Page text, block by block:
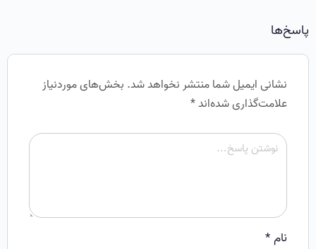
پاسخ‌ها
نشانی ایمیل شما منتشر نخواهد شد. بخش‌های موردنیاز
علامت‌گذاری شده‌اند*
نام*